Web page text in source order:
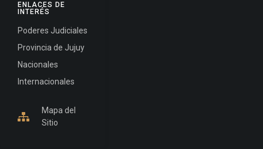
ENLACES DE
INTERÉS
Poderes Judiciales
Provincia de Jujuy
Nacionales
Internacionales
Mapa del
Sitio